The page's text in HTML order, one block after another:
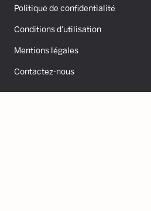
Politique de confidentialité
Conditions d'utilisation
Mentions légales
Contactez-nous